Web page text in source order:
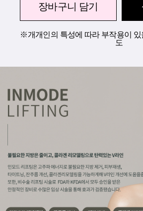
장바구니 담기
※개개인의 특성에 따라 부작용이
도